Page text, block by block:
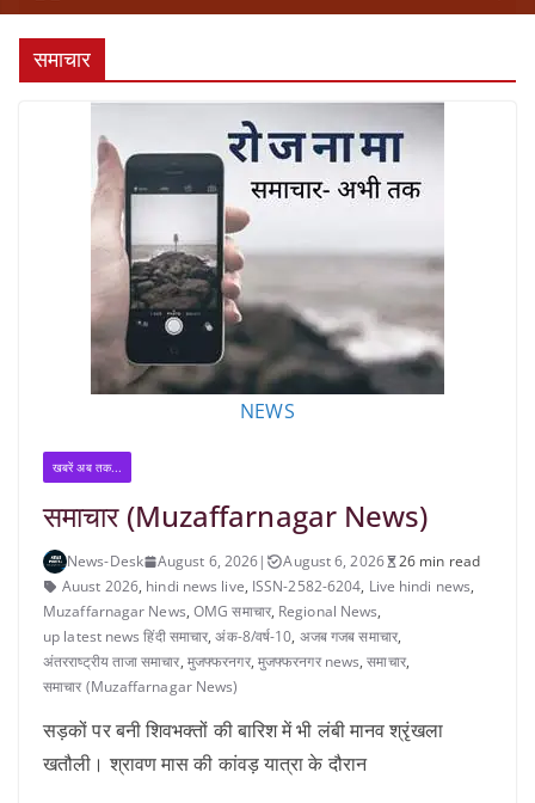
समाचार
NEWS
खबरें अब तक...
समाचार (Muzaffarnagar News)
News-Desk August 6, 2026| August 6, 2026
26 min read
Auust 2026, hindi news live, ISSN-2582-6204, Live hindi news,
Muzaffarnagar News,OMG समाचार, Regional News,
up latest news हिंदी समाचार,अंक-8/वर्ष-10, अजब गजब समाचार,
अंतरराष्ट्रीय ताजा समाचार, मुजफ्फरनगर, मुजफ्फरनगर news,समाचार,
समाचार (Muzaffarnagar News)
सड़कों पर बनी शिवभक्तों की बारिश में भी लंबी मानव श्रृंखला
खतौली। श्रावण मास की कांवड़ यात्रा के दौरान